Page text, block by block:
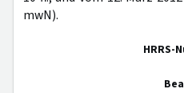
mwN).
HRRS-